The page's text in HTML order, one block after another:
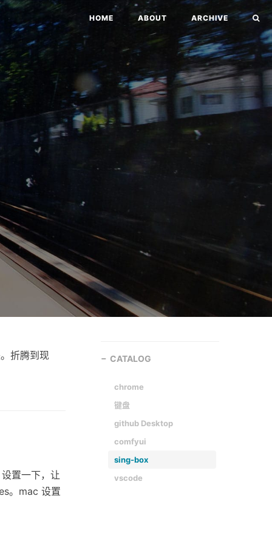
HOME ABOUT ARCHIVE
折腾到现
置一下，让
。mac 设置
CATALOG
chrome
键盘
github Desktop
comfyui
sing-box
vscode